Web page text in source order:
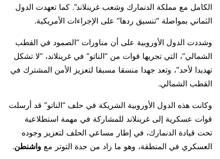
الكامل مع مملكة الدنمارك وشعب غرينلاند”. كما تعهدت الدول
الثماني بمواصلة “تنسيق ردها” على الإجراءات الأمريكية.
وشددت الدول الأوروبية على أن مناورات “الصمود في القطب
الشمالي”، التي تجريها قوات من “الناتو” في غرينلاند، “لا تشكل
تهديدا لأحد”، وتعد جهدا منسقا مسبقا لتعزيز الأمن المشترك في
القطب الشمالي.
وكانت هذه الدول الأوروبية الشريكة في حلف “الناتو” قد أرسلت
قوات عسكرية إلى غرينلاند للمشاركة في مهمة استطلاعية
تحت قيادة الدنمارك، في إطار مساعي الحلف لتعزيز وجوده
العسكري في المنطقة، وهو ما زاد من حدة التوتر مع واشنطن.